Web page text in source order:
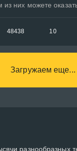
из них можете
48438 10
Загружаем еще...
разнообразных